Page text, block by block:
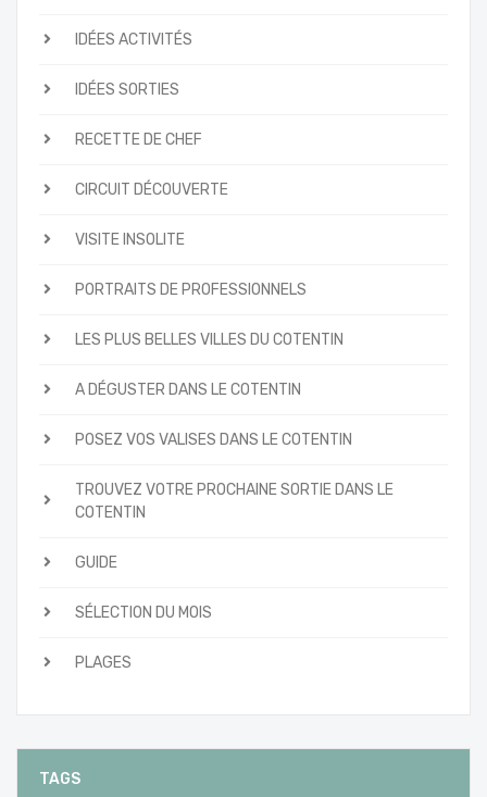
IDÉES ACTIVITÉS
IDÉES SORTIES
RECETTE DE CHEF
CIRCUIT DÉCOUVERTE
VISITE INSOLITE
PORTRAITS DE PROFESSIONNELS
LES PLUS BELLES VILLES DU COTENTIN
A DÉGUSTER DANS LE COTENTIN
POSEZ VOS VALISES DANS LE COTENTIN
TROUVEZ VOTRE PROCHAINE SORTIE DANS LE
COTENTIN
GUIDE
SÉLECTION DU MOIS
PLAGES
TAGS